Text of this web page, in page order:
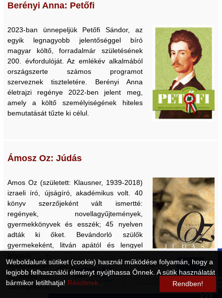
Berényi Anna: Petőfi
2023-ban ünnepeljük Petőfi Sándor, az
egyik legnagyobb jelentőséggel bíró
magyar költő, forradalmár születésének
200. évfordulóját. Az emlékév alkalmából
országszerte számos programot
szerveznek tiszteletére. Berényi Anna
életrajzi regénye 2022-ben jelent meg,
amely a költő személyiségének hiteles
bemutatását tűzte ki célul.
Ámosz Oz: Júdás
Amos Oz (született: Klausner, 1939-2018)
izraeli író, újságíró, akadémikus volt. 40
könyv szerzőjeként vált ismertté:
regények, novellagyűjtemények,
gyermekkönyvek és esszék; 45 nyelven
adták ki őket. Bevándorló szülők
gyermekeként, litván apától és lengyel
házikönyvtáruk volt, zsidó öröksége, saját
bevallása szerint „elsősorban könyveket és
szövegeket tartalmaz.”
Weboldalunk sütiket (cookie) használ működése folyamán, hogy a
legjobb felhasználói élményt nyújthassa Önnek. A sütik használatát
bármikor letilthatja! Részletek... Rendben!